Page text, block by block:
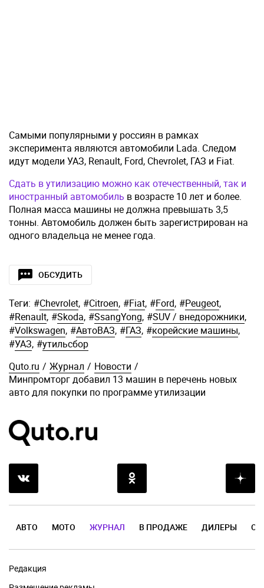
Самыми популярными у россиян в рамках
эксперимента являются автомобили Lada. Следом
идут модели УАЗ, Renault, Ford, Chevrolet, ГАЗ и Fiat.
Сдать в утилизацию можно как отечественный, так и
иностранный автомобиль в возрасте 10 лет и более.
Полная масса машины не должна превышать 3,5
тонны. Автомобиль должен быть зарегистрирован на
одного владельца не менее года.
ОБСУДИТЬ
Теги: #Chevrolet, #Citroen, #Fiat, #Ford, #Peugeot,
#Renault, #Skoda, #SsangYong, #SUV / внедорожники,
#Volkswagen, #АвтоВАЗ, #ГАЗ, #корейские машины,
#УАЗ, #утильсбор
Quto.ru / Журнал / Новости /
Минпромторг добавил 13 машин в перечень новых
авто для покупки по программе утилизации
АВТО МОТО ЖУРНАЛ В ПРОДАЖЕ ДИЛЕРЫ
Редакция